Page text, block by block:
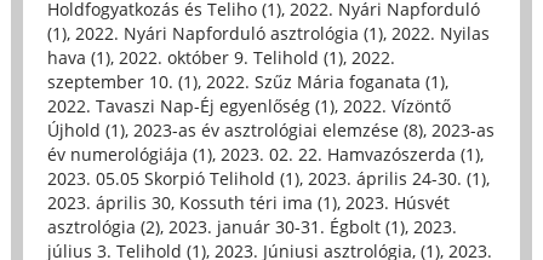
Holdfogyatkozás és Teliho (1), 2022. Nyári Napforduló
(1), 2022. Nyári Napforduló asztrológia (1), 2022. Nyilas
hava (1), 2022. október 9. Telihold (1), 2022.
szeptember 10. (1), 2022. Szűz Mária foganata (1),
2022. Tavaszi Nap-Éj egyenlőség (1), 2022. Vízöntő
Újhold (1), 2023-as év asztrológiai elemzése (8), 2023-as
év numerológiája (1), 2023. 02. 22. Hamvazószerda (1),
2023. 05.05 Skorpió Telihold (1), 2023. április 24-30. (1),
2023. április 30, Kossuth téri ima (1), 2023. Húsvét
asztrológia (2), 2023. január 30-31. Égbolt (1), 2023.
július 3. Telihold (1), 2023. Júniusi asztrológia, (1), 2023.